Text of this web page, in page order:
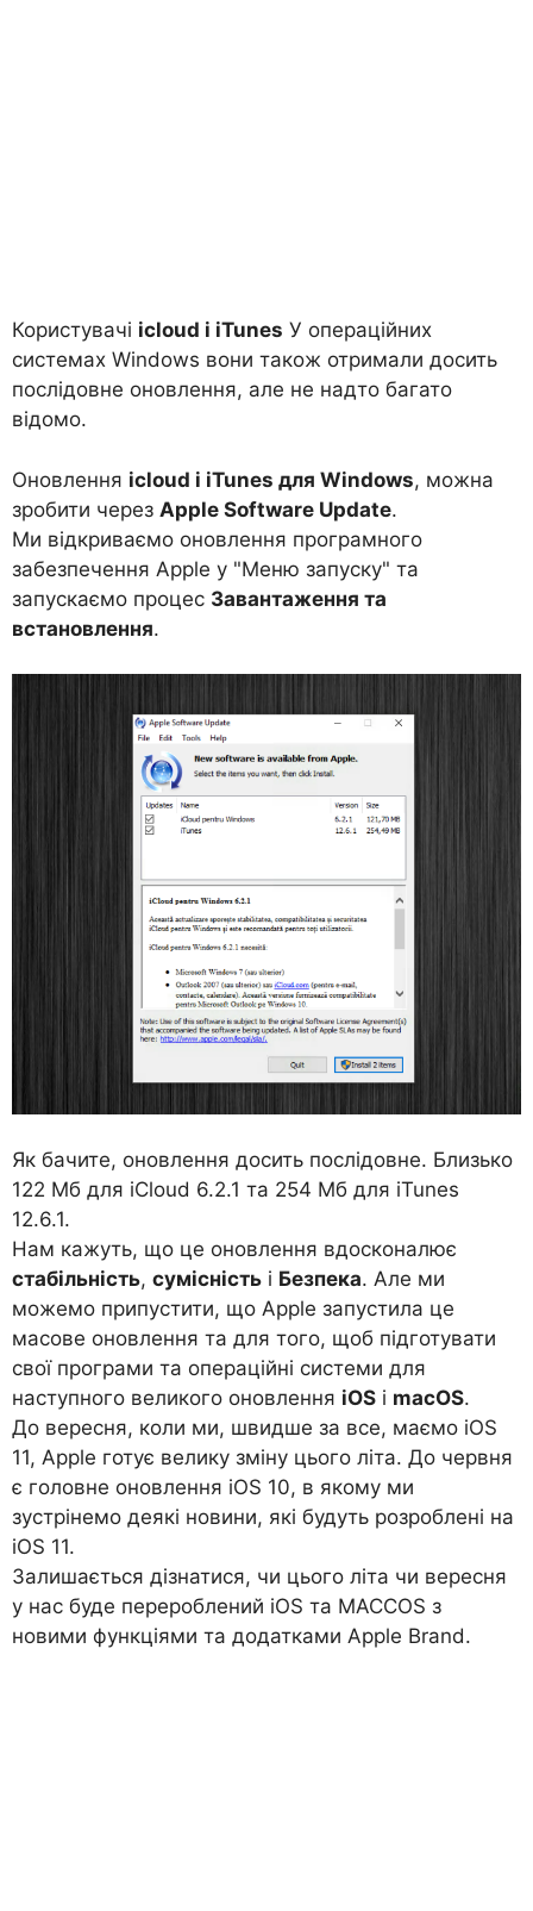
Користувачі icloud і iTunes У операційних
системах Windows вони також отримали досить
послідовне оновлення, але не надто багато
відомо.
Оновлення icloud і iTunes для Windows, можна
зробити через Apple Software Update.
Ми відкриваємо оновлення програмного
забезпечення Apple у "Меню запуску" та
запускаємо процес Завантаження та
встановлення.
Як бачите, оновлення досить послідовне. Близько
122 Мб для iCloud 6.2.1 та 254 Мб для iTunes
12.6.1.
Нам кажуть, що це оновлення вдосконалює
стабільність, сумісність і Безпека. Але ми
можемо припустити, що Apple запустила це
масове оновлення та для того, щоб підготувати
свої програми та операційні системи для
наступного великого оновлення iOS і macOS.
До вересня, коли ми, швидше за все, маємо iOS
11, Apple готує велику зміну цього літа. До червня
є головне оновлення iOS 10, в якому ми
зустрінемо деякі новини, які будуть розроблені на
iOS 11.
Залишається дізнатися, чи цього літа чи вересня
у нас буде перероблений iOS та MACCOS з
новими функціями та додатками Apple Brand.